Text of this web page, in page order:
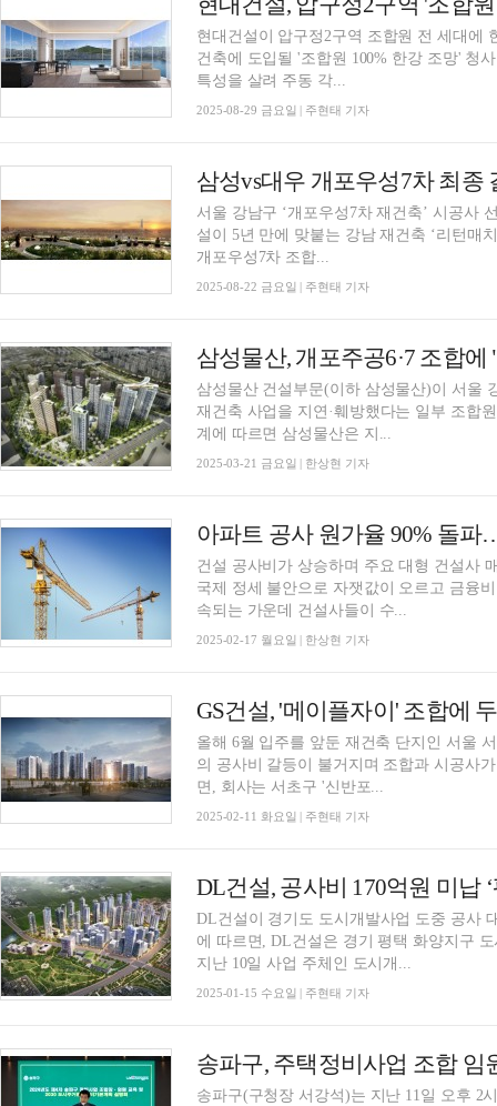
현대건설이 압구정2구역 조합원 전 세대에 한강 조망을 보장
건축에 도입될 '조합원 100% 한강 조망' 청사진을 29일 공개
특성을 살려 주동 각...
2025-08-29 금요일 | 주현태 기자
삼성vs대우 개포우성7차 최
서울 강남구 ‘개포우성7차 재건축’ 시공사
설이 5년 만에 맞붙는 강남 재건축 ‘리턴매치’의 막판 열기
개포우성7차 조합...
2025-08-22 금요일 | 주현태 기자
삼성물산 건설부문(이하 삼성물산)이 서울
재건축 사업을 지연·훼방했다는 일부 조합
계에 따르면 삼성물산은 지...
2025-03-21 금요일 | 한상현 기자
아파트 공사 원가율 90% 돌
건설 공사비가 상승하며 주요 대형 건설사
국제 정세 불안으로 자잿값이 오르고 금융
속되는 가운데 건설사들이 수...
2025-02-17 월요일 | 한상현 기자
GS건설, '메이플자이' 조합에
올해 6월 입주를 앞둔 재건축 단지인 서울
의 공사비 갈등이 불거지며 조합과 시공사가 법정에서 다
면, 회사는 서초구 '신반포...
2025-02-11 화요일 | 주현태 기자
DL건설이 경기도 도시개발사업 도중 공사
에 따르면, DL건설은 경기 평택 화양지구
지난 10일 사업 주체인 도시개...
2025-01-15 수요일 | 주현태 기자
송파구(구청장 서강석)는 지난 11일 오후 2